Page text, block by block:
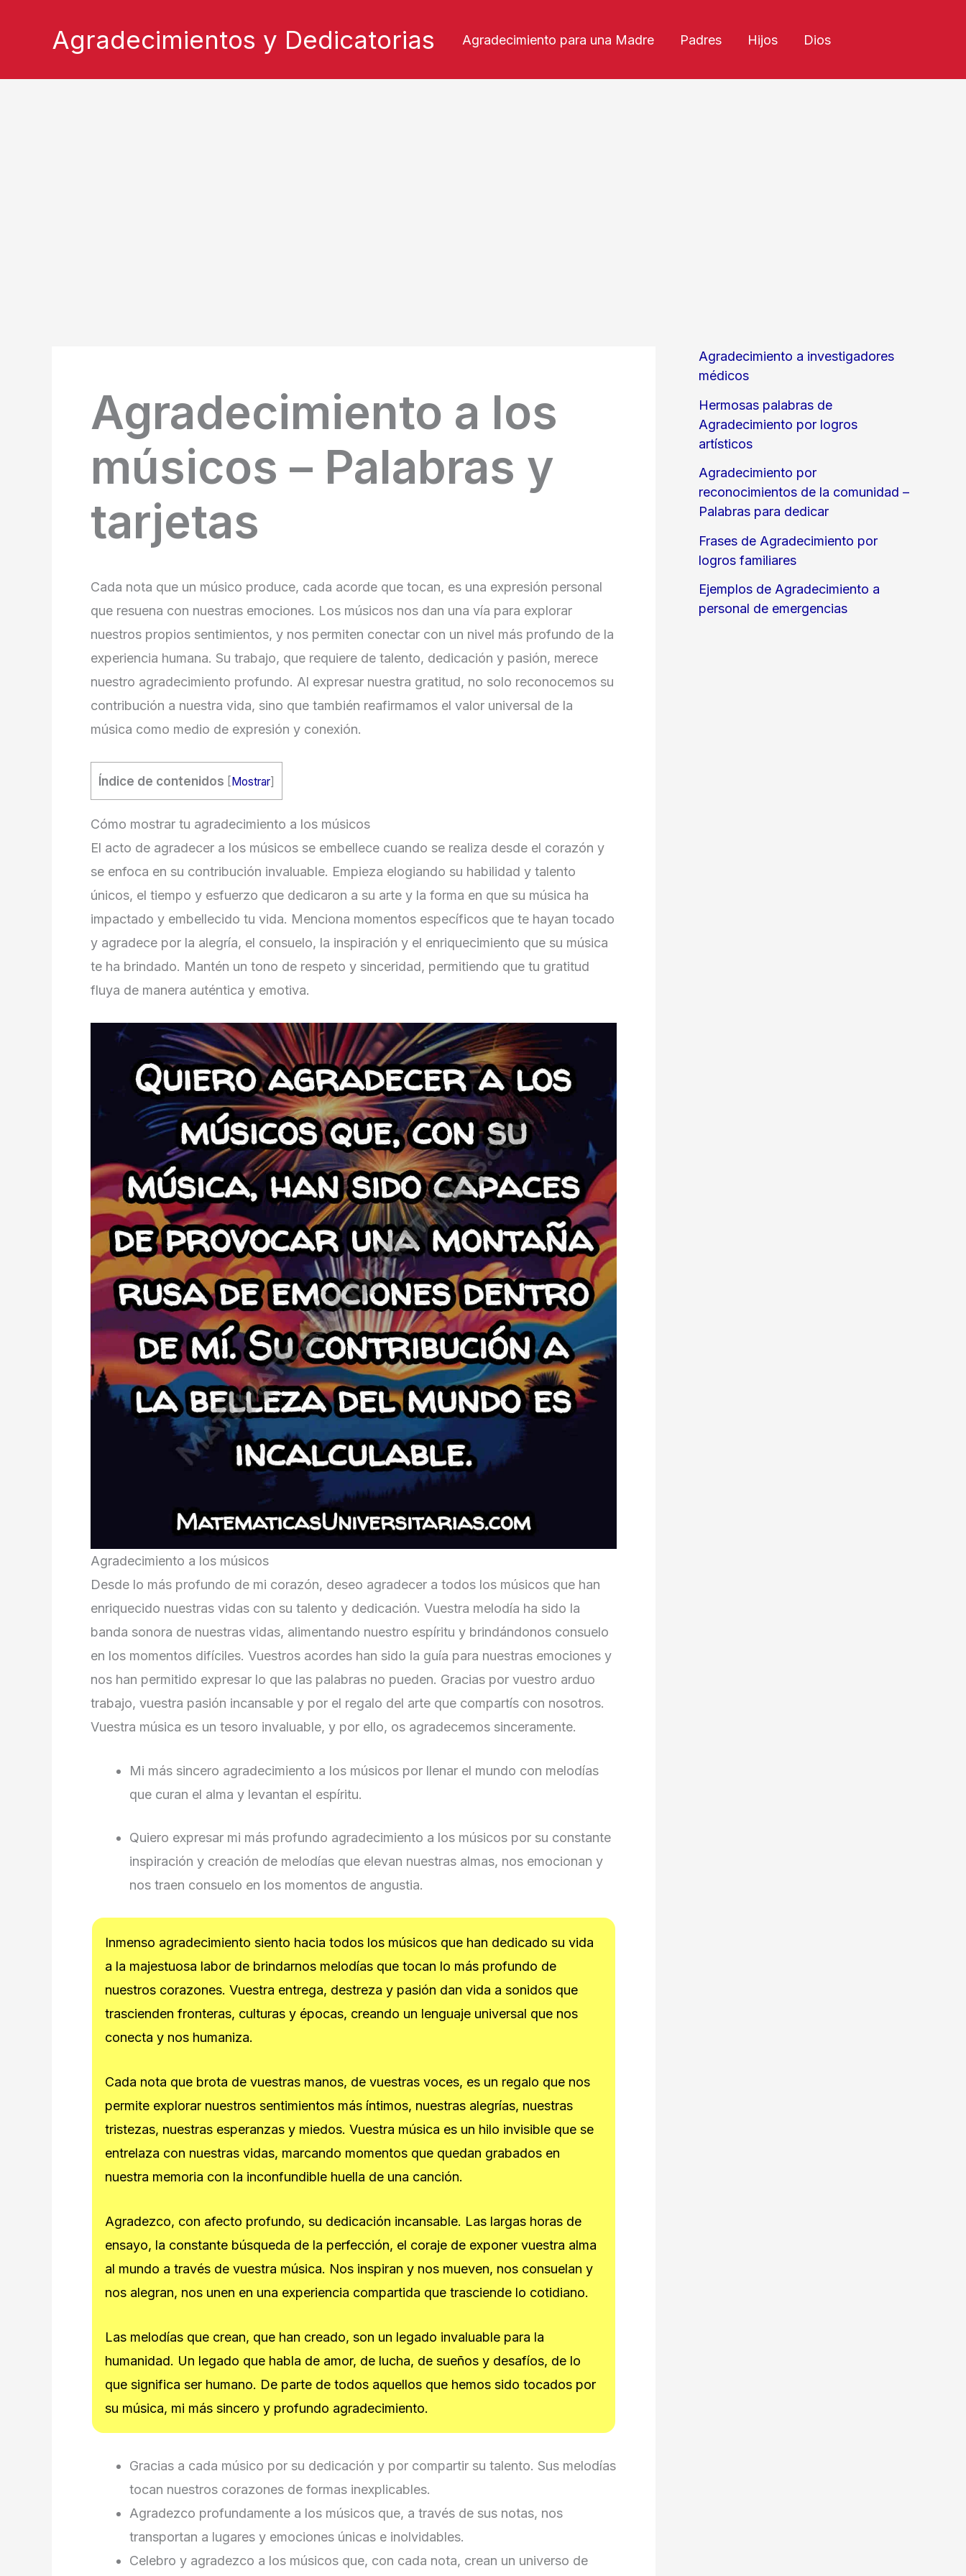
Agradecimientos y Dedicatorias Agradecimiento para una Madre Padres Hijos Dios
Agradecimiento a los
músicos – Palabras y
tarjetas
Cada nota que un músico produce, cada acorde que tocan, es una expresión personal
que resuena con nuestras emociones. Los músicos nos dan una vía para explorar
nuestros propios sentimientos, y nos permiten conectar con un nivel más profundo de la
experiencia humana. Su trabajo, que requiere de talento, dedicación y pasión, merece
nuestro agradecimiento profundo. Al expresar nuestra gratitud, no solo reconocemos su
contribución a nuestra vida, sino que también reafirmamos el valor universal de la
música como medio de expresión y conexión.
Índice de contenidos [Mostrar]
Cómo mostrar tu agradecimiento a los músicos
El acto de agradecer a los músicos se embellece cuando se realiza desde el corazón y
se enfoca en su contribución invaluable. Empieza elogiando su habilidad y talento
únicos, el tiempo y esfuerzo que dedicaron a su arte y la forma en que su música ha
impactado y embellecido tu vida. Menciona momentos específicos que te hayan tocado
y agradece por la alegría, el consuelo, la inspiración y el enriquecimiento que su música
te ha brindado. Mantén un tono de respeto y sinceridad, permitiendo que tu gratitud
fluya de manera auténtica y emotiva.
Agradecimiento a los músicos
Desde lo más profundo de mi corazón, deseo agradecer a todos los músicos que han
enriquecido nuestras vidas con su talento y dedicación. Vuestra melodía ha sido la
banda sonora de nuestras vidas, alimentando nuestro espíritu y brindándonos consuelo
en los momentos difíciles. Vuestros acordes han sido la guía para nuestras emociones y
nos han permitido expresar lo que las palabras no pueden. Gracias por vuestro arduo
trabajo, vuestra pasión incansable y por el regalo del arte que compartís con nosotros.
Vuestra música es un tesoro invaluable, y por ello, os agradecemos sinceramente.
Mi más sincero agradecimiento a los músicos por llenar el mundo con melodías
que curan el alma y levantan el espíritu.
Quiero expresar mi más profundo agradecimiento a los músicos por su constante
inspiración y creación de melodías que elevan nuestras almas, nos emocionan y
nos traen consuelo en los momentos de angustia.
Inmenso agradecimiento siento hacia todos los músicos que han dedicado su vida
a la majestuosa labor de brindarnos melodías que tocan lo más profundo de
nuestros corazones. Vuestra entrega, destreza y pasión dan vida a sonidos que
trascienden fronteras, culturas y épocas, creando un lenguaje universal que nos
conecta y nos humaniza.
Cada nota que brota de vuestras manos, de vuestras voces, es un regalo que nos
permite explorar nuestros sentimientos más íntimos, nuestras alegrías, nuestras
tristezas, nuestras esperanzas y miedos. Vuestra música es un hilo invisible que se
entrelaza con nuestras vidas, marcando momentos que quedan grabados en
nuestra memoria con la inconfundible huella de una canción.
Agradezco, con afecto profundo, su dedicación incansable. Las largas horas de
ensayo, la constante búsqueda de la perfección, el coraje de exponer vuestra alma
al mundo a través de vuestra música. Nos inspiran y nos mueven, nos consuelan y
nos alegran, nos unen en una experiencia compartida que trasciende lo cotidiano.
Las melodías que crean, que han creado, son un legado invaluable para la
humanidad. Un legado que habla de amor, de lucha, de sueños y desafíos, de lo
que significa ser humano. De parte de todos aquellos que hemos sido tocados por
su música, mi más sincero y profundo agradecimiento.
Gracias a cada músico por su dedicación y por compartir su talento. Sus melodías
tocan nuestros corazones de formas inexplicables.
Agradezco profundamente a los músicos que, a través de sus notas, nos
transportan a lugares y emociones únicas e inolvidables.
Celebro y agradezco a los músicos que, con cada nota, crean un universo de
Agradecimiento a investigadores
médicos
Hermosas palabras de
Agradecimiento por logros
artísticos
Agradecimiento por
reconocimientos de la comunidad –
Palabras para dedicar
Frases de Agradecimiento por
logros familiares
Ejemplos de Agradecimiento a
personal de emergencias